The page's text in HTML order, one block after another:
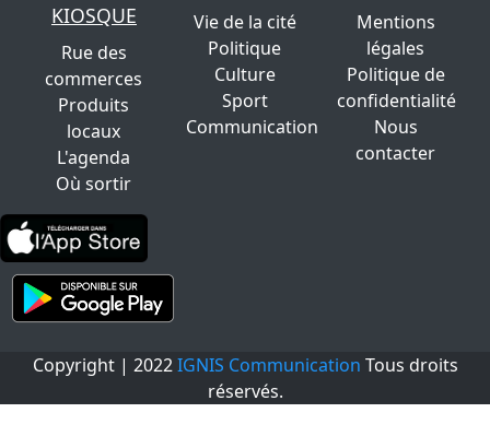
KIOSQUE
Rue des
commerces
Produits
locaux
L'agenda
Où sortir
Vie de la cité
Politique
Culture
Sport
Communication
Mentions
légales
Politique de
confidentialité
Nous
contacter
Copyright | 2022IGNIS Communication Tous droits
réservés.